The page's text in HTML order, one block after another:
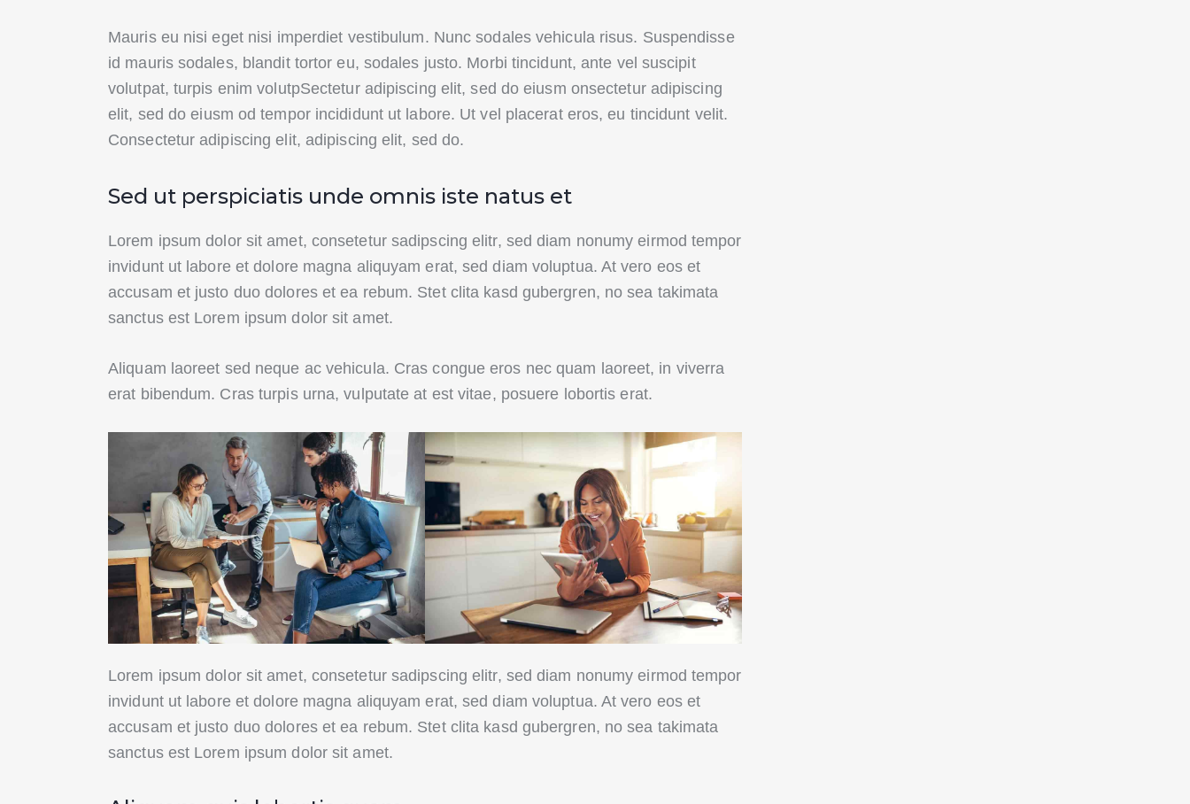
Mauris eu nisi eget nisi imperdiet vestibulum. Nunc sodales vehicula risus. Suspendisse
id mauris sodales, blandit tortor eu, sodales justo. Morbi tincidunt, ante vel suscipit
volutpat, turpis enim volutpSectetur adipiscing elit, sed do eiusm onsectetur adipiscing
elit, sed do eiusm od tempor incididunt ut labore. Ut vel placerat eros, eu tincidunt velit.
Consectetur adipiscing elit, adipiscing elit, sed do.
Sed ut perspiciatis unde omnis iste natus et
Lorem ipsum dolor sit amet, consetetur sadipscing elitr, sed diam nonumy eirmod tempor
invidunt ut labore et dolore magna aliquyam erat, sed diam voluptua. At vero eos et
accusam et justo duo dolores et ea rebum. Stet clita kasd gubergren, no sea takimata
sanctus est Lorem ipsum dolor sit amet.
Aliquam laoreet sed neque ac vehicula. Cras congue eros nec quam laoreet, in viverra
erat bibendum. Cras turpis urna, vulputate at est vitae, posuere lobortis erat.
Lorem ipsum dolor sit amet, consetetur sadipscing elitr, sed diam nonumy eirmod tempor
invidunt ut labore et dolore magna aliquyam erat, sed diam voluptua. At vero eos et
accusam et justo duo dolores et ea rebum. Stet clita kasd gubergren, no sea takimata
sanctus est Lorem ipsum dolor sit amet.